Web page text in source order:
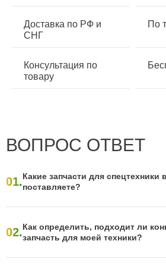
Доставка по РФ и
СНГ
По
Консультация по
товару
ВОПРОС ОТВЕТ
01.Какие запчасти для спецтехники
поставляете?
02.Как определить, подходит ли
запчасть для моей техники?